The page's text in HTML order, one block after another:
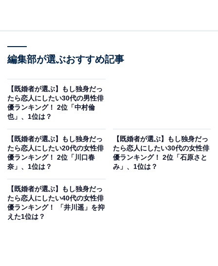
編集部が選ぶおすすめ記事
【既婚者が選ぶ】もし独身だっ
たら恋人にしたい30代の男性俳
優ランキング！ 2位「中村倫
也」、1位は？
【既婚者が選ぶ】もし独身だっ
たら恋人にしたい20代の女性俳
優ランキング！ 2位「川口春
奈」、1位は？
【既婚者が選ぶ】もし独身だっ
たら恋人にしたい30代の女性俳
優ランキング！ 2位「石原さと
み」、1位は？
【既婚者が選ぶ】もし独身だっ
たら恋人にしたい40代の女性俳
優ランキング！ 「井川遥」を抑
えた1位は？